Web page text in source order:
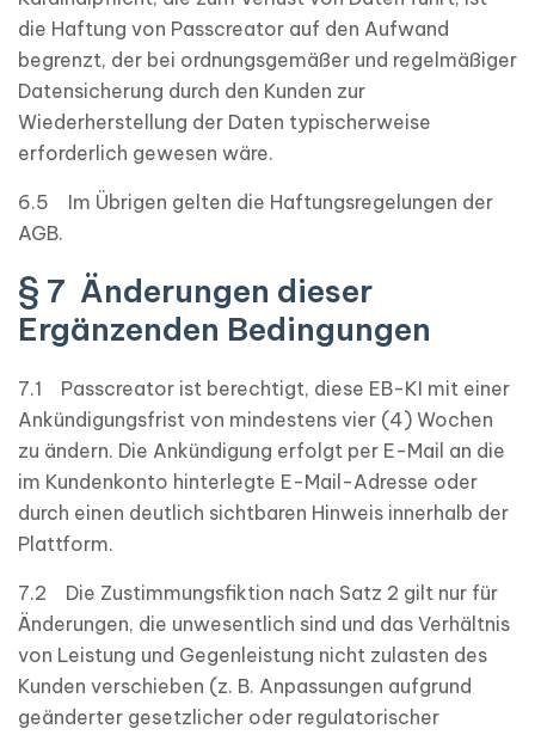
die Haftung von Passcreator auf den Aufwand
begrenzt, der bei ordnungsgemäßer und regelmäßiger
Datensicherung durch den Kunden zur
Wiederherstellung der Daten typischerweise
erforderlich gewesen wäre.
6.5 Im Übrigen gelten die Haftungsregelungen der
AGB.
§ 7 Änderungen dieser
Ergänzenden Bedingungen
7.1 Passcreator ist berechtigt, diese EB-KI mit einer
Ankündigungsfrist von mindestens vier (4) Wochen
zu ändern. Die Ankündigung erfolgt per E-Mail an die
im Kundenkonto hinterlegte E-Mail-Adresse oder
durch einen deutlich sichtbaren Hinweis innerhalb der
Plattform.
7.2 Die Zustimmungsfiktion nach Satz 2 gilt nur für
Änderungen, die unwesentlich sind und das Verhältnis
von Leistung und Gegenleistung nicht zulasten des
Kunden verschieben (z. B. Anpassungen aufgrund
geänderter gesetzlicher oder regulatorischer